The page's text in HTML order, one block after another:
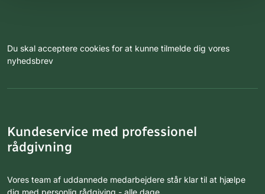
Du skal acceptere cookies for at kunne tilmelde dig vores
nyhedsbrev
Kundeservice med professionel
rådgivning
Vores team af uddannede medarbejdere står klar til at hjælpe